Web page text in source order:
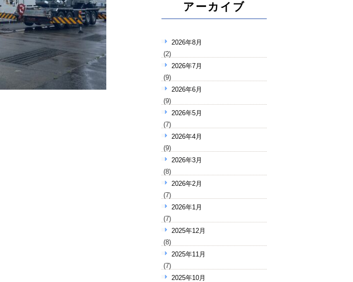
アーカイブ
2026年8月
(2)
2026年7月
(9)
2026年6月
(9)
2026年5月
(7)
2026年4月
(9)
2026年3月
(8)
2026年2月
(7)
2026年1月
(7)
2025年12月
(8)
2025年11月
(7)
2025年10月